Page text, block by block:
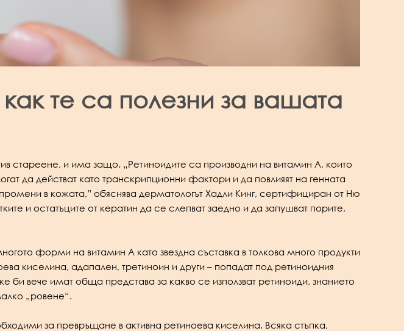
те са полезни за вашата
стареене, и има защо. „Ретиноидите са производни на витамин А, които
да действат като транскрипционни фактори и да повлияят на генната
в кожата,” обяснява дерматологът Хадли Кинг, сертифициран от Ню
и остатъците от кератин да се слепват заедно и да запушват порите,
форми на витамин А като звездна съставка в толкова много продукти
киселина, адапален, третиноин и други – попадат под ретиноидния
би вече имат обща представа за какво се използват ретиноиди, знанието
„ровене“.
за превръщане в активна ретиноева киселина. Всяка стъпка,